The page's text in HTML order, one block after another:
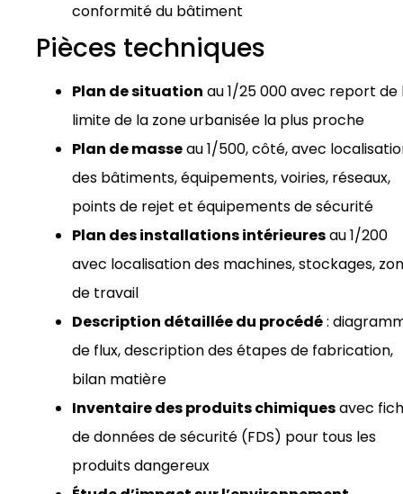
conformité du bâtiment
Pièces techniques
Plan de situation au 1/25 000 avec report de
limite de la zone urbanisée la plus proche
Plan de masseau 1/500, côté, avec
des bâtiments, équipements, voiries, réseaux,
points de rejet et équipements de sécurité
Plan des installations intérieuresau 1/200
avec localisation des machines, stockages,
de travail
Description détaillée du procédé:
de flux, description des étapes de fabrication,
bilan matière
Inventaire des produits chimiquesavec
de données de sécurité (FDS) pour tous les
produits dangereux